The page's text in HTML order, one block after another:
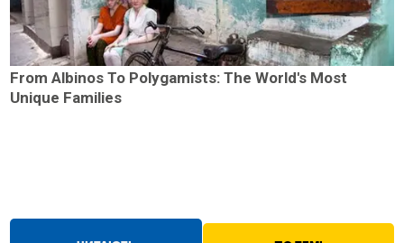
From Albinos To Polygamists: The World's Most
Unique Families